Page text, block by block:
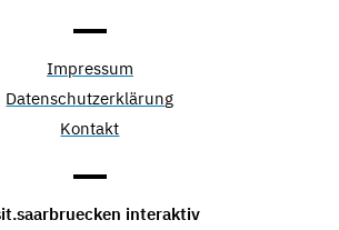
Impressum
Datenschutzerklärung
Kontakt
interaktiv